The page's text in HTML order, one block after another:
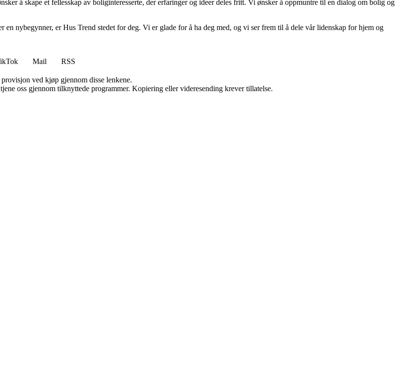
å skape et fellesskap av boliginteresserte, der erfaringer og ideer deles fritt. Vi ønsker å oppmuntre til en dialog om bolig og
en nybegynner, er Hus Trend stedet for deg. Vi er glade for å ha deg med, og vi ser frem til å dele vår lidenskap for hjem og
Mail
RSS
ved kjøp gjennom disse lenkene.
oss gjennom tilknyttede programmer. Kopiering eller videresending krever tillatelse.